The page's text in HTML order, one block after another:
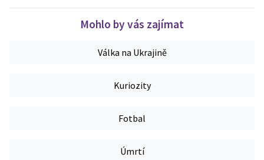
Mohlo by vás zajímat
Válka na Ukrajině
Kuriozity
Fotbal
Úmrtí